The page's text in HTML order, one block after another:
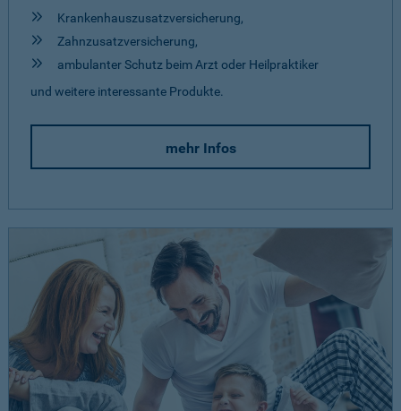
Krankenhauszusatzversicherung,
Zahnzusatzversicherung,
ambulanter Schutz beim Arzt oder Heilpraktiker
und weitere interessante Produkte.
mehr Infos